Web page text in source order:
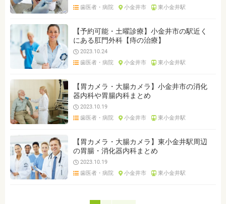
歯医者・病院
小金井市 東小金井駅
【予約可能・土曜診療】小金井市の駅近く
にある肛門外科【痔の治療】
2023.10.24
歯医者・病院
小金井市 東小金井駅
【胃カメラ・大腸カメラ】小金井市の消化
器内科や胃腸内科まとめ
2023.10.19
歯医者・病院
小金井市 東小金井駅
【胃カメラ・大腸カメラ】東小金井駅周辺
の胃腸・消化器内科まとめ
2023.10.19
歯医者・病院
小金井市 東小金井駅